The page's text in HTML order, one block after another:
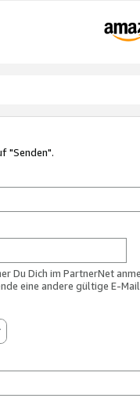
"Senden".
Du Dich im PartnerNet
eine andere gültige E-